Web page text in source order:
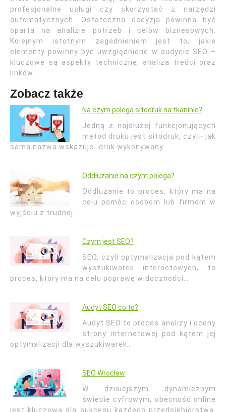
profesjonalne usługi czy skorzystać z narzędzi
automatycznych. Ostateczna decyzja powinna być
oparta na analizie potrzeb i celów biznesowych.
Kolejnym istotnym zagadnieniem jest to, jakie
elementy powinny być uwzględnione w audycie SEO –
kluczowe są aspekty techniczne, analiza treści oraz
linków.
Zobacz także
Na czym polega sitodruk na tkaninie?
Jedną z najdłużej funkcjonujących
metod druku jest sitodruk, czyli- jak
sama nazwa wskazuje- druk wykonywany…
Oddłużanie na czym polega?
Oddłużanie to proces, który ma na
celu pomóc osobom lub firmom w
wyjściu z trudnej…
Czym jest SEO?
SEO, czyli optymalizacja pod kątem
wyszukiwarek internetowych, to
proces, który ma na celu poprawę widoczności…
Audyt SEO co to?
Audyt SEO to proces analizy i oceny
strony internetowej pod kątem jej
optymalizacji dla wyszukiwarek…
SEO Wrocław
W dzisiejszym dynamicznym
świecie cyfrowym, obecność online
jest kluczowa dla sukcesu każdego przedsiębiorstwa.